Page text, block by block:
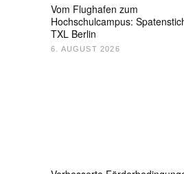
Vom Flughafen zum
Hochschulcampus:
TXL Berlin
6. AUGUST 2026